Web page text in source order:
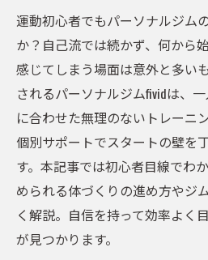
運動初心者でもパーソナルジム
か？自己流では続かず、何から
感じてしまう場面は意外と多い
されるパーソナルジムfividは、
に合わせた無理のないトレーニ
個別サポートでスタートの壁を
す。本記事では初心者目線でわ
められる体づくりの進め方やジ
く解説。自信を持って効率よく
が見つかります。